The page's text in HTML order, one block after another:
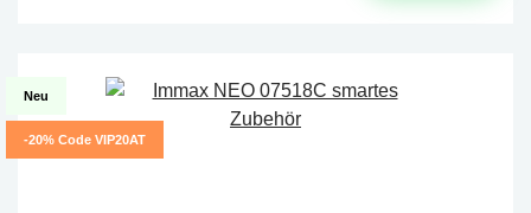
Neu
-20% Code VIP20AT